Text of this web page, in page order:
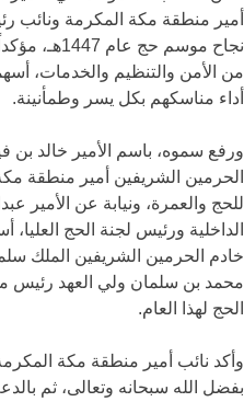
أمير منطقة مكة المكرمة ونائب
نجاح موسم
من الأمن والتنظيم والخدمات،
أداء مناسكهم بكل يسر وطمأنينة.
ورفع سموه، باسم الأمير خالد
الحرمين الشريفين أمير منطقة
للحج والعمرة، ونيابة عن الأمير
الداخلية ورئيس لجنة الحج العليا،
خادم الحرمين الشريفين الملك
محمد بن سلمان ولي العهد رئيس
الحج لهذا العام.
وأكد نائب أمير منطقة مكة
بفضل الله سبحانه وتعالى، ثم